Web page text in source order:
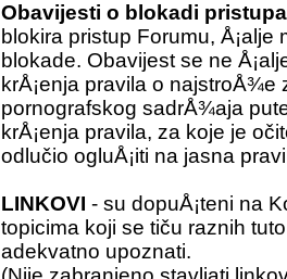
Obavijesti o blokadi pristupa
blokira pristup Forumu,
blokade. Obavijest se ne
krÅ¡enja pravila o
pornografskog sadrÅ¾aja
krÅ¡enja pravila, za koje je
odlučio ogluÅ¡iti na jasna
LINKOVI - su dopuÅ¡teni na
topicima koji se tiču raznih
adekvatno upoznati.